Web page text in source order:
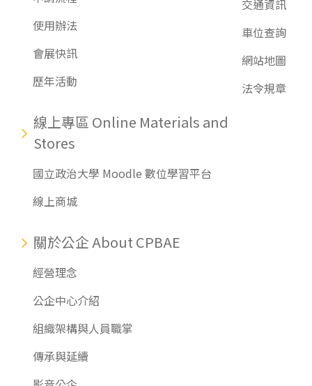
使用辦法
會展快訊
歷年活動
線上專區 Online Materials and
Stores
國立政治大學 Moodle 數位學習平台
線上商城
關於公企 About CPBAE
經營理念
公企中心介紹
組織架構與人員職掌
傳承與延續
交通資訊
車位查詢
網站地圖
法令規章